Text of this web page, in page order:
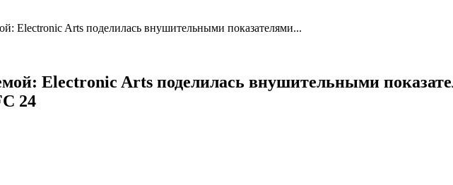
Electronic Arts поделилась внушительными показателями...
Electronic Arts поделилась внушительными
24